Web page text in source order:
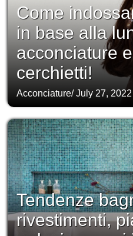
Come
in base alla
acconciature
cerchietti!
Acconciature/July 27, 2022
Tendenze
rivestimenti,